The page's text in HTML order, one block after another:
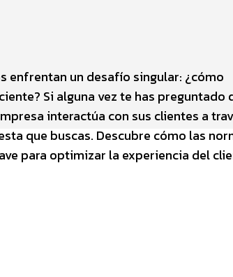
enfrentan un desafío singular: ¿cómo
Si alguna vez te has preguntado
interactúa con sus clientes a
que buscas. Descubre cómo las
para optimizar la experiencia del